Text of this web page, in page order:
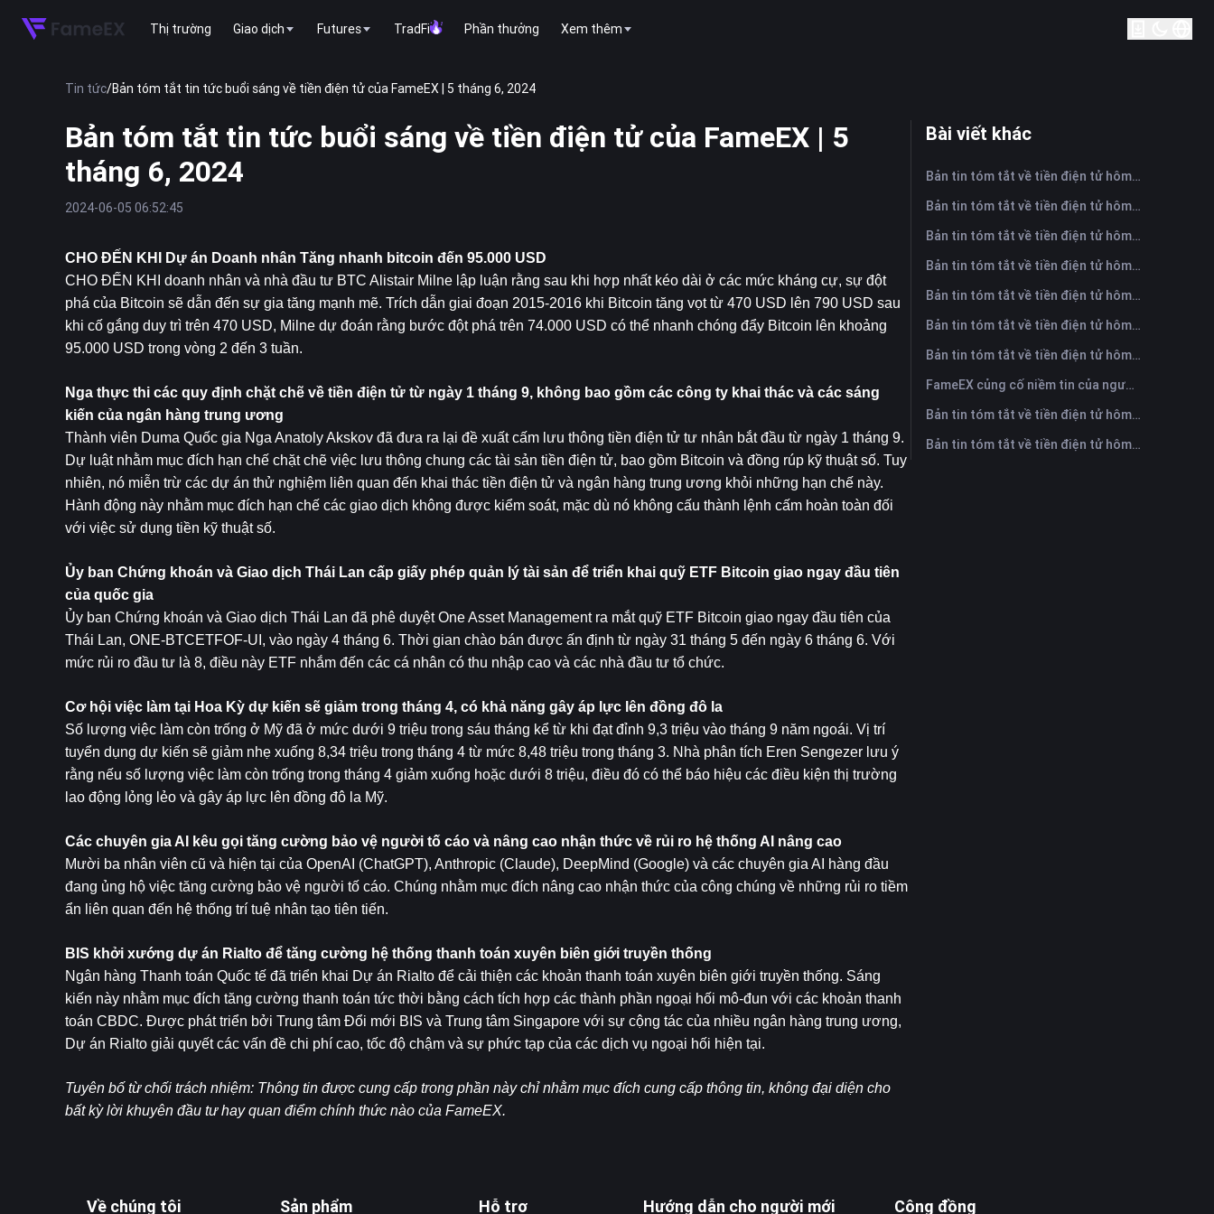
Thị trường Giao dịch Futures TradFi Phần thưởng Xem thêm
Tin tức/Bản tóm tắt tin tức buổi sáng về tiền điện tử của FameEX | 5 tháng 6, 2024
Bản tóm tắt tin tức buổi sáng về tiền điện tử của FameEX | 5
tháng 6, 2024
2024-06-05 06:52:45
CHO ĐẾN KHI Dự án Doanh nhân Tăng nhanh bitcoin đến 95.000 USD
CHO ĐẾN KHI doanh nhân và nhà đầu tư BTC Alistair Milne lập luận rằng sau khi hợp nhất kéo dài ở các mức kháng cự, sự đột
phá của Bitcoin sẽ dẫn đến sự gia tăng mạnh mẽ. Trích dẫn giai đoạn 2015-2016 khi Bitcoin tăng vọt từ 470 USD lên 790 USD sau
khi cố gắng duy trì trên 470 USD, Milne dự đoán rằng bước đột phá trên 74.000 USD có thể nhanh chóng đẩy Bitcoin lên khoảng
95.000 USD trong vòng 2 đến 3 tuần.
Nga thực thi các quy định chặt chẽ về tiền điện tử từ ngày 1 tháng 9, không bao gồm các công ty khai thác và các sáng
kiến ​​của ngân hàng trung ương
Thành viên Duma Quốc gia Nga Anatoly Akskov đã đưa ra lại đề xuất cấm lưu thông tiền điện tử tư nhân bắt đầu từ ngày 1 tháng 9.
Dự luật nhằm mục đích hạn chế chặt chẽ việc lưu thông chung các tài sản tiền điện tử, bao gồm Bitcoin và đồng rúp kỹ thuật số. Tuy
nhiên, nó miễn trừ các dự án thử nghiệm liên quan đến khai thác tiền điện tử và ngân hàng trung ương khỏi những hạn chế này.
Hành động này nhằm mục đích hạn chế các giao dịch không được kiểm soát, mặc dù nó không cấu thành lệnh cấm hoàn toàn đối
với việc sử dụng tiền kỹ thuật số.
Ủy ban Chứng khoán và Giao dịch Thái Lan cấp giấy phép quản lý tài sản để triển khai quỹ ETF Bitcoin giao ngay đầu tiên
của quốc gia
Ủy ban Chứng khoán và Giao dịch Thái Lan đã phê duyệt One Asset Management ra mắt quỹ ETF Bitcoin giao ngay đầu tiên của
Thái Lan, ONE-BTCETFOF-UI, vào ngày 4 tháng 6. Thời gian chào bán được ấn định từ ngày 31 tháng 5 đến ngày 6 tháng 6. Với
mức rủi ro đầu tư là 8, điều này ETF nhắm đến các cá nhân có thu nhập cao và các nhà đầu tư tổ chức.
Cơ hội việc làm tại Hoa Kỳ dự kiến ​​​​sẽ giảm trong tháng 4, có khả năng gây áp lực lên đồng đô la
Số lượng việc làm còn trống ở Mỹ đã ở mức dưới 9 triệu trong sáu tháng kể từ khi đạt đỉnh 9,3 triệu vào tháng 9 năm ngoái. Vị trí
tuyển dụng dự kiến ​​sẽ giảm nhẹ xuống 8,34 triệu trong tháng 4 từ mức 8,48 triệu trong tháng 3. Nhà phân tích Eren Sengezer lưu ý
rằng nếu số lượng việc làm còn trống trong tháng 4 giảm xuống hoặc dưới 8 triệu, điều đó có thể báo hiệu các điều kiện thị trường
lao động lỏng lẻo và gây áp lực lên đồng đô la Mỹ.
Các chuyên gia AI kêu gọi tăng cường bảo vệ người tố cáo và nâng cao nhận thức về rủi ro hệ thống AI nâng cao
Mười ba nhân viên cũ và hiện tại của OpenAI (ChatGPT), Anthropic (Claude), DeepMind (Google) và các chuyên gia AI hàng đầu
đang ủng hộ việc tăng cường bảo vệ người tố cáo. Chúng nhằm mục đích nâng cao nhận thức của công chúng về những rủi ro tiềm
ẩn liên quan đến hệ thống trí tuệ nhân tạo tiên tiến.
BIS khởi xướng dự án Rialto để tăng cường hệ thống thanh toán xuyên biên giới truyền thống
Ngân hàng Thanh toán Quốc tế đã triển khai Dự án Rialto để cải thiện các khoản thanh toán xuyên biên giới truyền thống. Sáng
kiến ​​này nhằm mục đích tăng cường thanh toán tức thời bằng cách tích hợp các thành phần ngoại hối mô-đun với các khoản thanh
toán CBDC. Được phát triển bởi Trung tâm Đổi mới BIS và Trung tâm Singapore với sự cộng tác của nhiều ngân hàng trung ương,
Dự án Rialto giải quyết các vấn đề chi phí cao, tốc độ chậm và sự phức tạp của các dịch vụ ngoại hối hiện tại.
Tuyên bố từ chối trách nhiệm: Thông tin được cung cấp trong phần này chỉ nhằm mục đích cung cấp thông tin, không đại diện cho
bất kỳ lời khuyên đầu tư hay quan điểm chính thức nào của FameEX.
Bài viết khác
Bản tin tóm tắt về tiền điện tử hôm nay trên FameEX | Ngày 6 tháng 8 năm 2026
Bản tin tóm tắt về tiền điện tử hôm nay trên FameEX | Ngày 5 tháng 8 năm 2026
Bản tin tóm tắt về tiền điện tử hôm nay trên FameEX | Ngày 4 tháng 8 năm 2026
Bản tin tóm tắt về tiền điện tử hôm nay trên FameEX | Ngày 3 tháng 8 năm 2026
Bản tin tóm tắt về tiền điện tử hôm nay trên FameEX | Ngày 31 tháng 7 năm 2026
Bản tin tóm tắt về tiền điện tử hôm nay trên FameEX | Ngày 30 tháng 7 năm 2026
Bản tin tóm tắt về tiền điện tử hôm nay trên FameEX | Ngày 29 tháng 7 năm 2026
FameEX củng cố niềm tin của người dùng thông qua tám năm hoạt động ổn định và tăng trưởng toàn cầu
Bản tin tóm tắt về tiền điện tử hôm nay trên FameEX | Ngày 28 tháng 7 năm 2026
Bản tin tóm tắt về tiền điện tử hôm nay trên FameEX | Ngày 27 tháng 7 năm 2026
Về chúng tôi Sản phẩm Hỗ trợ Hướng dẫn cho người mới Cộng đồng